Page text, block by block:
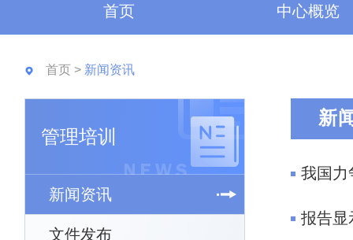
首页 中心概览
首页 > 新闻资讯
管理培训
新闻资讯
文件发布
新
我国力
报告显